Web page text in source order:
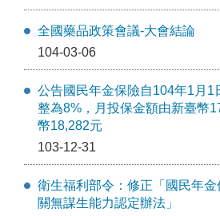
全國藥品政策會議-大會結論
104-03-06
公告國民年金保險自104年1月1
整為8%，月投保金額由新臺幣
幣18,282元
103-12-31
衛生福利部令：修正「國民年
關無謀生能力認定辦法」